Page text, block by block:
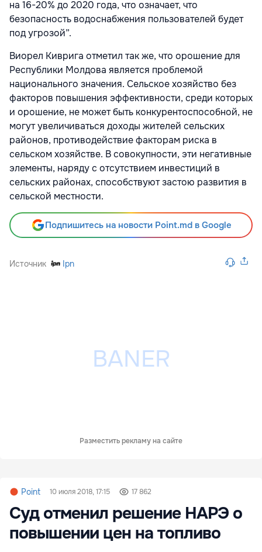
на 16-20% до 2020 года, что означает, что
безопасность водоснабжения пользователей будет
под угрозой”.
Виорел Киврига отметил так же, что орошение для
Республики Молдова является проблемой
национального значения. Сельское хозяйство без
факторов повышения эффективности, среди которых
и орошение, не может быть конкурентоспособной, не
могут увеличиваться доходы жителей сельских
районов, противодействие факторам риска в
сельском хозяйстве. В совокупности, эти негативные
элементы, наряду с отсутствием инвестиций в
сельских районах, способствуют застою развития в
сельской местности.
Подпишитесь на новости Point.md в Google
Источник Ipn
Разместить рекламу на сайте
Point 10 июля 2018, 17:15 17 862
Суд отменил решение НАРЭ о
повышении цен на топливо